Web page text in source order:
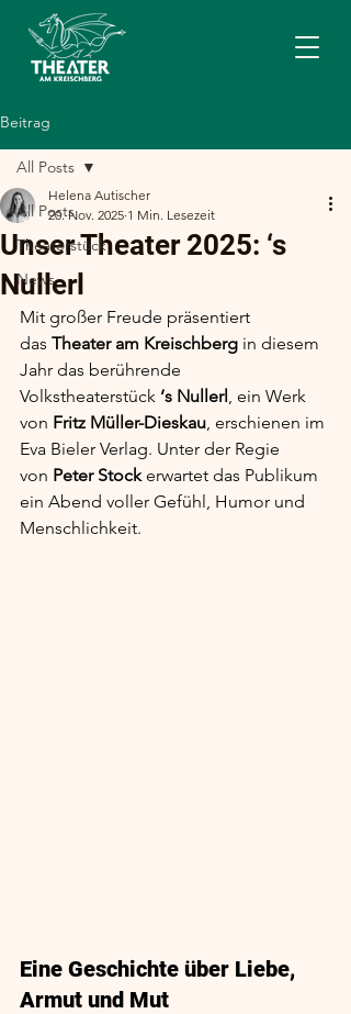
Beitrag
All Posts
Theaterstück
News
All Posts
Unser Theater 2025: ‘s
Nullerl
Helena Autischer
20. Nov. 2025 1 Min. Lesezeit
Mit großer Freude präsentiert
das Theater am Kreischberg in diesem
Jahr das berührende
Volkstheaterstück ‘s Nullerl, ein Werk
von Fritz Müller-Dieskau, erschienen im
Eva Bieler Verlag. Unter der Regie
von Peter Stock erwartet das Publikum
ein Abend voller Gefühl, Humor und
Menschlichkeit.
Eine Geschichte über Liebe,
Armut und Mut